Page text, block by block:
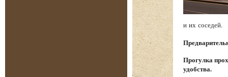
и их соседей.
Прогулка
удобства.